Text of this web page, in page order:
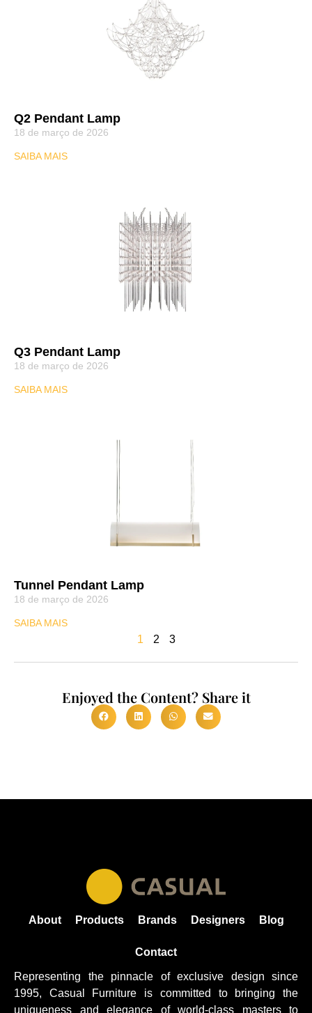
Q2 Pendant Lamp
18 de março de 2026
SAIBA MAIS
Q3 Pendant Lamp
18 de março de 2026
SAIBA MAIS
Tunnel Pendant Lamp
18 de março de 2026
SAIBA MAIS
1 2 3
Enjoyed the Content? Share it
About Products Brands Designers Blog
Contact
Representing the pinnacle of exclusive design since
1995, Casual Furniture is committed to bringing the
uniqueness and elegance of world-class masters to